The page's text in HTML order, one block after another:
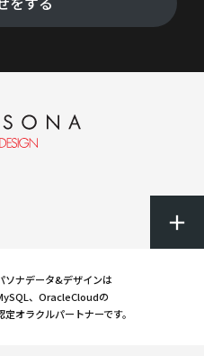
ソナデータ&デザインは
、OracleCloudの
定オラクルパートナーです。